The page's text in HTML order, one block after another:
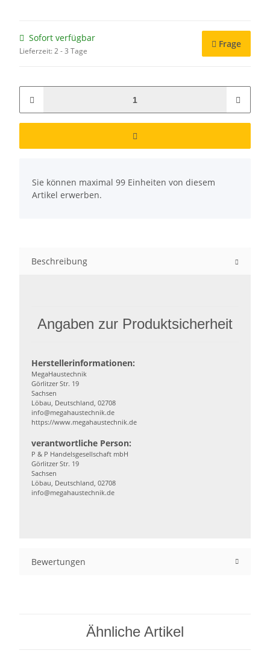
Sofort verfügbar
Lieferzeit:2 - 3 Tage
Frage
Sie können maximal 99 Einheiten von diesem
Artikel erwerben.
Beschreibung
Angaben zur Produktsicherheit
Herstellerinformationen:
MegaHaustechnik
Görlitzer Str. 19
Sachsen
Löbau, Deutschland, 02708
info@megahaustechnik.de
https://www.megahaustechnik.de
verantwortliche Person:
P & P Handelsgesellschaft mbH
Görlitzer Str. 19
Sachsen
Löbau, Deutschland, 02708
info@megahaustechnik.de
Bewertungen
Ähnliche Artikel